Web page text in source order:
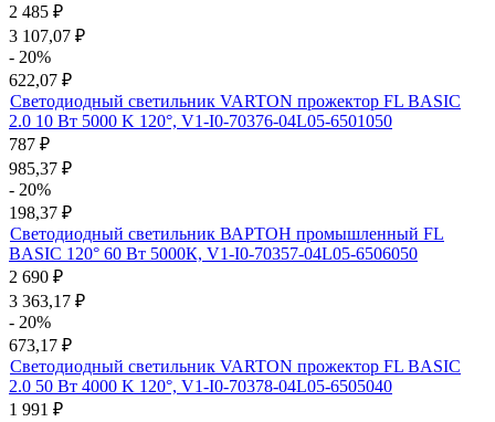
2 485 ₽
3 107,07 ₽
- 20%
622,07 ₽
Светодиодный светильник VARTON прожектор FL BASIC
2.0 10 Вт 5000 K 120°, V1-I0-70376-04L05-6501050
787 ₽
985,37 ₽
- 20%
198,37 ₽
Светодиодный светильник ВАРТОН промышленный FL
BASIC 120° 60 Вт 5000К, V1-I0-70357-04L05-6506050
2 690 ₽
3 363,17 ₽
- 20%
673,17 ₽
Светодиодный светильник VARTON прожектор FL BASIC
2.0 50 Вт 4000 K 120°, V1-I0-70378-04L05-6505040
1 991 ₽